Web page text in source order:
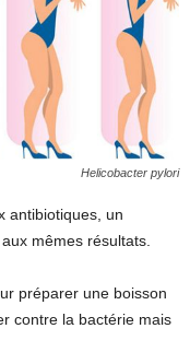
Helicobacter pylori
antibiotiques, un
mêmes résultats.
préparer une boisson
contre la bactérie mais